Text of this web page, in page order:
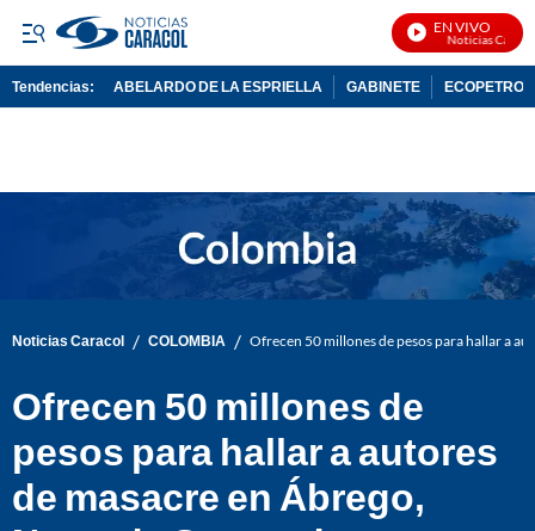
EN VIVO
Noticias Caracol
Tendencias: ABELARDO DE LA ESPRIELLA GABINETE ECOPETROL
Noticias Caracol / COLOMBIA / Ofrecen 50 millones de pesos para hallar a
Ofrecen 50 millones de
pesos para hallar a autores
de masacre en Ábrego,